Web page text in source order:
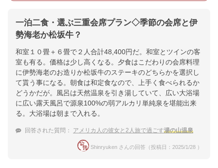
一泊二食・選ぶ三重会席プラン◇季節の会席と伊
勢海老か松坂牛？
和室１０畳＋６畳で２人合計48,400円だ。和室とツインの客
室も有る。価格は少し高くなる。夕食はこだわりの会席料理
に伊勢海老のお造りか松坂牛のステーキのどちらかを選択し
て貰う事になる。朝食は和定食なので、上手く食べられるか
どうかだが。風呂は天然温泉を引き湯していて、広い大浴場
に広い露天風呂で源泉100%の弱アルカリ単純泉を堪能出来
る。大浴場は朝まで入れる。
回答された質問： アメリカ人の彼女と2人旅で過ごす湯の山温泉
Shinryuken さんの回答（投稿日：2025/1/28 ）